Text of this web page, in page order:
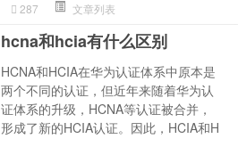
287 文章列表
hcna和hcia有什么区别
HCNA和HCIA在华为认证体系中原本是
两个不同的认证，但近年来随着华为认
证体系的升级，HCNA等认证被合并，
形成了新的HCIA认证。因此，HCIA和H